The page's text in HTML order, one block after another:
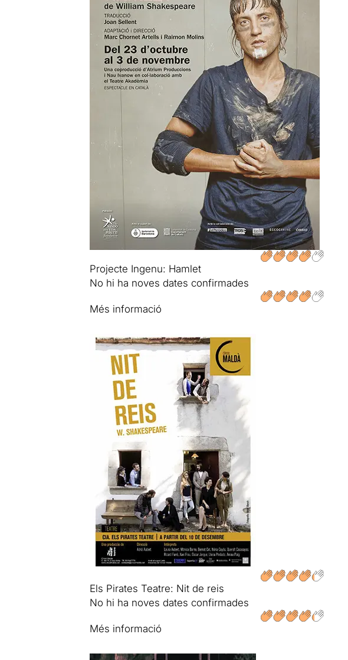
Projecte Ingenu: Hamlet
No hi ha noves dates confirmades
Més informació
Els Pirates Teatre: Nit de reis
No hi ha noves dates confirmades
Més informació